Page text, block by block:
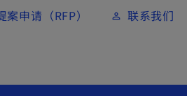
案申请（RFP） person_outline 联系我们